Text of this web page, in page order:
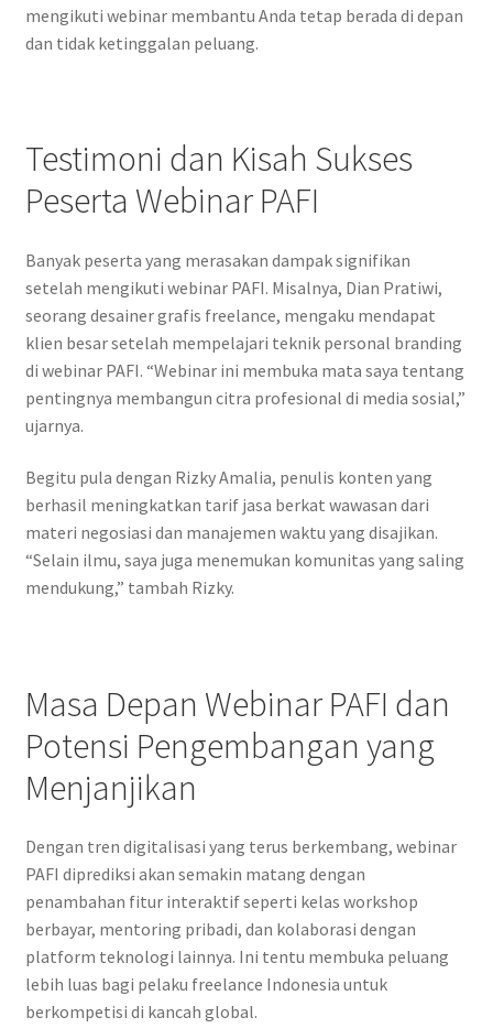
mengikuti webinar membantu Anda tetap berada di depan
dan tidak ketinggalan peluang.
Testimoni dan Kisah Sukses
Peserta Webinar PAFI
Banyak peserta yang merasakan dampak signifikan
setelah mengikuti webinar PAFI. Misalnya, Dian Pratiwi,
seorang desainer grafis freelance, mengaku mendapat
klien besar setelah mempelajari teknik personal branding
di webinar PAFI. “Webinar ini membuka mata saya tentang
pentingnya membangun citra profesional di media sosial,”
ujarnya.
Begitu pula dengan Rizky Amalia, penulis konten yang
berhasil meningkatkan tarif jasa berkat wawasan dari
materi negosiasi dan manajemen waktu yang disajikan.
“Selain ilmu, saya juga menemukan komunitas yang saling
mendukung,” tambah Rizky.
Masa Depan Webinar PAFI dan
Potensi Pengembangan yang
Menjanjikan
Dengan tren digitalisasi yang terus berkembang, webinar
PAFI diprediksi akan semakin matang dengan
penambahan fitur interaktif seperti kelas workshop
berbayar, mentoring pribadi, dan kolaborasi dengan
platform teknologi lainnya. Ini tentu membuka peluang
lebih luas bagi pelaku freelance Indonesia untuk
berkompetisi di kancah global.